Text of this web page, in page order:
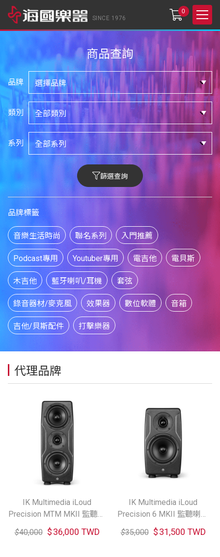
SINCE 1976
0
商品查詢
品牌
類別
系列
篩選查詢
品牌標籤
音樂生活時尚 聯名系列 入門推薦
Podcast專用 Youtuber專用 電吉他 電貝斯
木吉他 藍牙喇叭/耳機 套弦
錄音器材/麥克風 效果器 數位軟體 音箱
吉他/貝斯配件 打擊樂器
代理品牌
IK Multimedia iLoud
Precision MTM MKII 監聽喇
叭（單顆）
$40,000 $36,000 TWD
IK Multimedia iLoud
Precision 6 MKII 監聽喇叭
（單顆）
$35,000 $31,500 TWD